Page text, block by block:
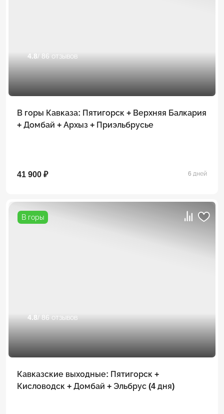
4.8/ 86 отзывов
В горы Кавказа: Пятигорск + Верхняя Балкария
+ Домбай + Архыз + Приэльбрусье
41 900 ₽ 6 дней
В горы
4.8/ 86 отзывов
Кавказские выходные: Пятигорск +
Кисловодск + Домбай + Эльбрус (4 дня)